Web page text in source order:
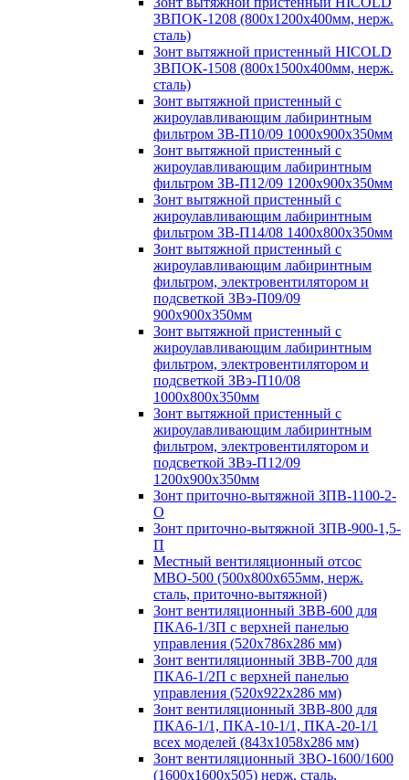
ЗВПОК-1208 (800х1200х400мм, нерж.
сталь)
Зонт вытяжной пристенный HICOLD
ЗВПОК-1508 (800х1500х400мм, нерж.
сталь)
Зонт вытяжной пристенный с
жироулавливающим лабиринтным
фильтром ЗВ-П10/09 1000х900х350мм
Зонт вытяжной пристенный с
жироулавливающим лабиринтным
фильтром ЗВ-П12/09 1200х900х350мм
Зонт вытяжной пристенный с
жироулавливающим лабиринтным
фильтром ЗВ-П14/08 1400х800х350мм
Зонт вытяжной пристенный с
жироулавливающим лабиринтным
фильтром, электровентилятором и
подсветкой ЗВэ-П09/09
900х900х350мм
Зонт вытяжной пристенный с
жироулавливающим лабиринтным
фильтром, электровентилятором и
подсветкой ЗВэ-П10/08
1000х800х350мм
Зонт вытяжной пристенный с
жироулавливающим лабиринтным
фильтром, электровентилятором и
подсветкой ЗВэ-П12/09
1200х900х350мм
Зонт приточно-вытяжной ЗПВ-1100-2-
О
Зонт приточно-вытяжной ЗПВ-900-1,5-
П
Местный вентиляционный отсос
МВО-500 (500х800х655мм, нерж.
сталь, приточно-вытяжной)
Зонт вентиляционный ЗВВ-600 для
ПКА6-1/3П с верхней панелью
управления (520х786х286 мм)
Зонт вентиляционный ЗВВ-700 для
ПКА6-1/2П с верхней панелью
управления (520х922х286 мм)
Зонт вентиляционный ЗВВ-800 для
ПКА6-1/1, ПКА-10-1/1, ПКА-20-1/1
всех моделей (843х1058х286 мм)
Зонт вентиляционный ЗВО-1600/1600
(1600х1600х505) нерж. сталь,